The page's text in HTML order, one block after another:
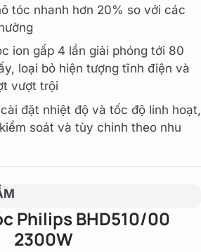
tóc nhanh hơn 20% so với các
ion gấp 4 lần giải phóng tới 80
loại bỏ hiện tượng tĩnh điện và
vượt trội
đặt nhiệt độ và tốc độ linh hoạt,
soát và tùy chỉnh theo nhu
Philips BHD510/00
2300W